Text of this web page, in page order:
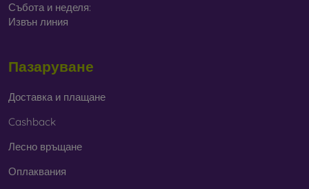
Събота и неделя:
Извън линия
Пазаруване
Доставка и плащане
Cashback
Лесно връщане
Оплаквания